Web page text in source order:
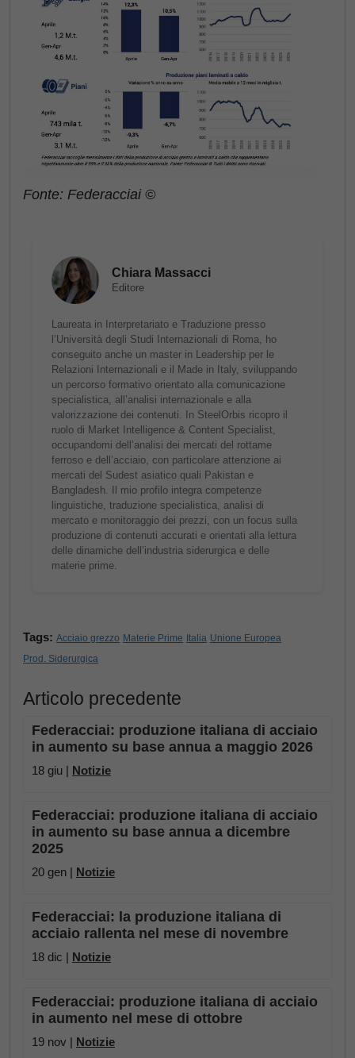
Fonte: Federacciai ©
Chiara Massacci
Editore
Laureata in Interpretariato e Traduzione presso
l’Università degli Studi Internazionali di Roma, ho
conseguito anche un master in Leadership per le
Relazioni Internazionali e il Made in Italy, sviluppando
un percorso formativo orientato alla comunicazione
specialistica, all’analisi internazionale e alla
valorizzazione dei contenuti. In SteelOrbis ricopro il
ruolo di Market Intelligence & Content Specialist,
occupandomi dell’analisi dei mercati del rottame
ferroso e dell’acciaio, con particolare attenzione ai
mercati del Sudest asiatico quali Pakistan e
Bangladesh. Il mio profilo integra competenze
linguistiche, traduzione specialistica, analisi di
mercato e monitoraggio dei prezzi, con un focus sulla
produzione di contenuti accurati e orientati alla lettura
delle dinamiche dell’industria siderurgica e delle
materie prime.
Tags: Acciaio grezzo Materie Prime Italia Unione Europea
Prod. Siderurgica
Articolo precedente
Federacciai: produzione italiana di acciaio
in aumento su base annua a maggio 2026
18 giu | Notizie
Federacciai: produzione italiana di acciaio
in aumento su base annua a dicembre
2025
20 gen | Notizie
Federacciai: la produzione italiana di
acciaio rallenta nel mese di novembre
18 dic | Notizie
Federacciai: produzione italiana di acciaio
in aumento nel mese di ottobre
19 nov | Notizie